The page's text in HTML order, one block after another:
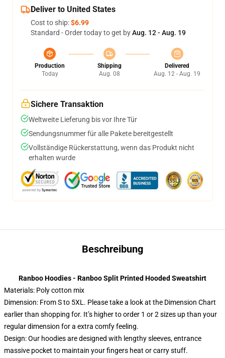
Deliver to United States
Cost to ship:$6.99
Standard - Order today to get byAug. 12 - Aug. 19
Production
Today
Shipping
Aug. 08
Delivered
Aug. 12 - Aug. 19
Sichere Transaktion
Weltweite Lieferung bis vor Ihre Tür
Sendungsnummer für alle Pakete bereitgestellt
Vollständige Rückerstattung, wenn das Produkt nicht
erhalten wurde
Beschreibung
Ranboo Hoodies - Ranboo Split Printed Hooded Sweatshirt
Materials: Poly cotton mix
Dimension: From S to 5XL. Please take a look at the Dimension Chart
earlier than shopping for. It’s higher to order 1 or 2 sizes up than your
regular dimension for a extra comfy feeling.
Design: Our hoodies are designed with lengthy sleeves, entrance
massive pocket to maintain your fingers heat or carry stuff.